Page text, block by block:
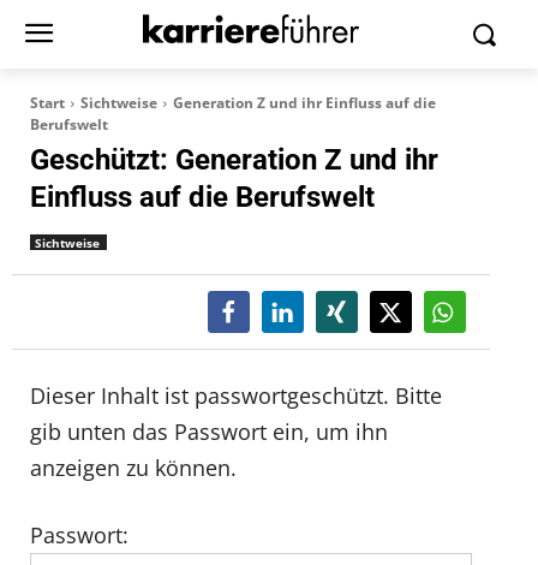
Start Sichtweise
Generation Z und ihr Einfluss auf die
Berufswelt
Geschützt: Generation Z und ihr
Einfluss auf die Berufswelt
Sichtweise
Dieser Inhalt ist passwortgeschützt. Bitte
gib unten das Passwort ein, um ihn
anzeigen zu können.
Passwort: